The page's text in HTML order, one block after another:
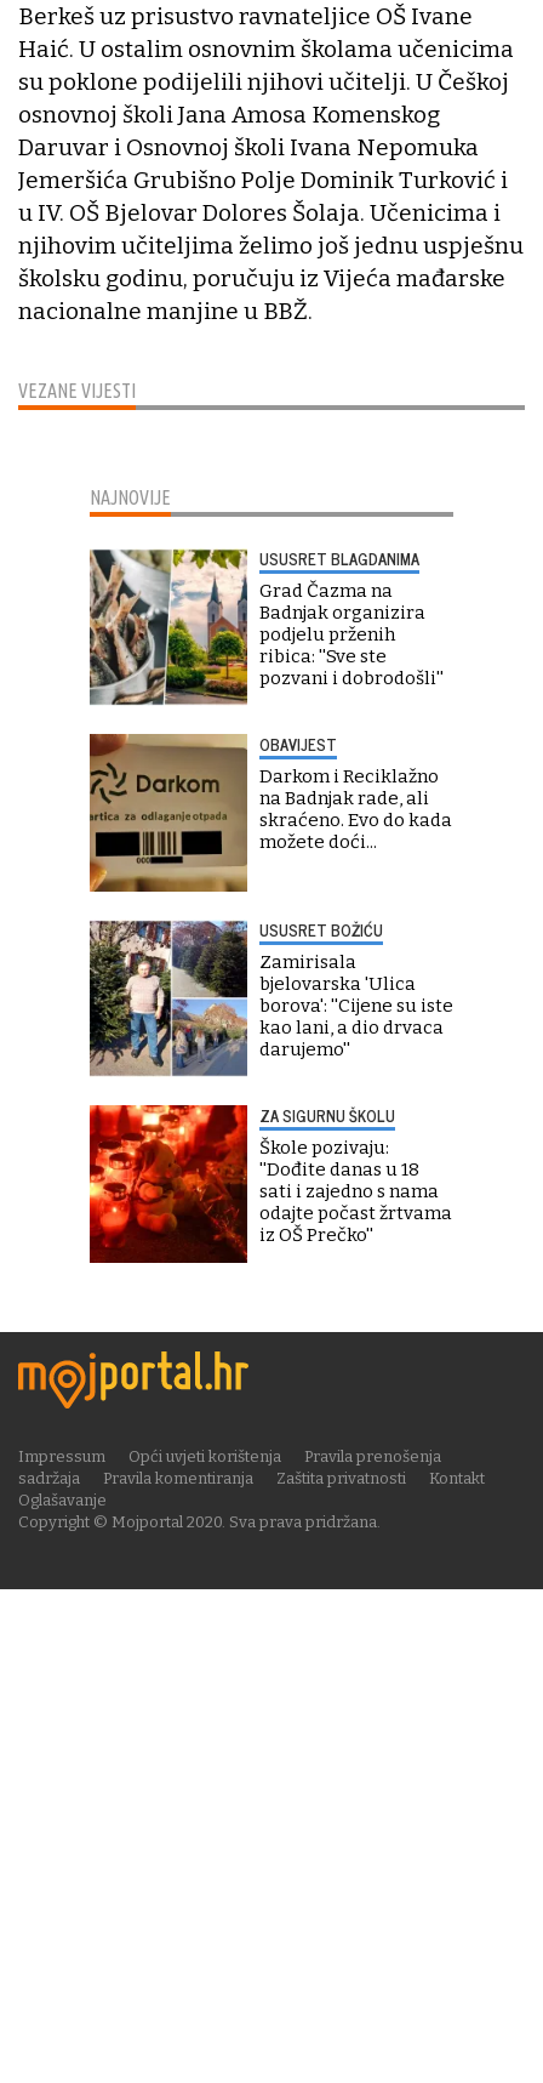
VEZANE VIJESTI
Berkeš uz prisustvo ravnateljice OŠ Ivane
Haić. U ostalim osnovnim školama učenicima
su poklone podijelili njihovi učitelji. U Češkoj
osnovnoj školi Jana Amosa Komenskog
Daruvar i Osnovnoj školi Ivana Nepomuka
Jemeršića Grubišno Polje Dominik Turković i
u IV. OŠ Bjelovar Dolores Šolaja. Učenicima i
njihovim učiteljima želimo još jednu uspješnu
školsku godinu, poručuju iz Vijeća mađarske
nacionalne manjine u BBŽ.
NAJNOVIJE
USUSRET BLAGDANIMA
Grad Čazma na
Badnjak organizira
podjelu prženih
ribica: ''Sve ste
pozvani i dobrodošli''
OBAVIJEST
Darkom i Reciklažno
na Badnjak rade, ali
skraćeno. Evo do kada
možete doći...
USUSRET BOŽIĆU
Zamirisala
bjelovarska 'Ulica
borova': ''Cijene su iste
kao lani, a dio drvaca
darujemo''
ZA SIGURNU ŠKOLU
Škole pozivaju:
''Dođite danas u 18
sati i zajedno s nama
odajte počast žrtvama
iz OŠ Prečko''
Copyright © Mojportal 2020. Sva prava pridržana.
Impressum Opći uvjeti korištenja
Pravila prenošenja
sadržaja
Pravila komentiranja Zaštita privatnosti
Kontakt
Oglašavanje